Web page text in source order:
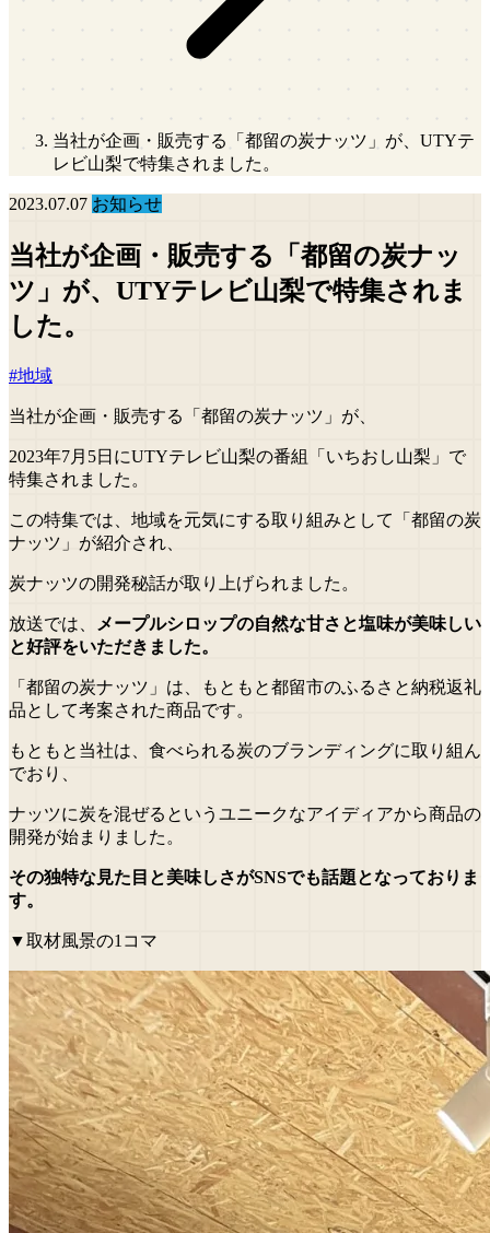
当社が企画・販売する「都留の炭ナッツ」が、UTYテ
レビ山梨で特集されました。
2023.07.07 お知らせ
当社が企画・販売する「都留の炭ナッ
ツ」が、UTYテレビ山梨で特集されま
した。
#地域
当社が企画・販売する「都留の炭ナッツ」が、
2023年7月5日にUTYテレビ山梨の番組「いちおし山梨」で
特集されました。
この特集では、地域を元気にする取り組みとして「都留の炭
ナッツ」が紹介され、
炭ナッツの開発秘話が取り上げられました。
放送では、
メープルシロップの自然な甘さと塩味が美味しい
と好評をいただきました。
「都留の炭ナッツ」は、もともと都留市のふるさと納税返礼
品として考案された商品です。
もともと当社は、食べられる炭のブランディングに取り組ん
でおり、
ナッツに炭を混ぜるというユニークなアイディアから商品の
開発が始まりました。
その独特な見た目と美味しさがSNSでも話題となっておりま
す。
▼取材風景の1コマ